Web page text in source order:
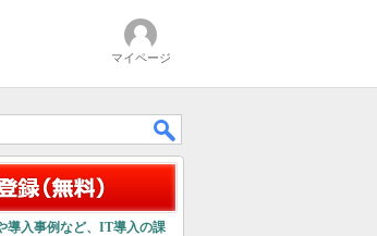
マイページ
導入事例など、IT導入の課